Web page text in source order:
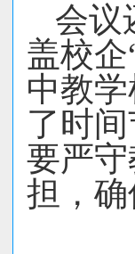
会议
盖校企
中教
了时
要严
担，